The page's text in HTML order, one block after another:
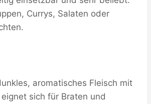
Currys, Salaten oder
aromatisches Fleisch mit
sich für Braten und